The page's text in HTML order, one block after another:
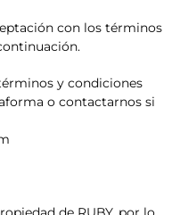
con los términos
y condiciones
o contactarnos si